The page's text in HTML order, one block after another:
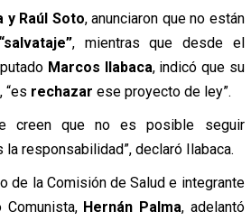
y Raúl Soto, anunciaron que no están
“salvataje”, mientras que desde el
Marcos Ilabaca, indicó que su
“es rechazar ese proyecto de ley”.
creen que no es posible seguir
responsabilidad”, declaró Ilabaca.
de la Comisión de Salud e integrante
Hernán Palma, adelantó